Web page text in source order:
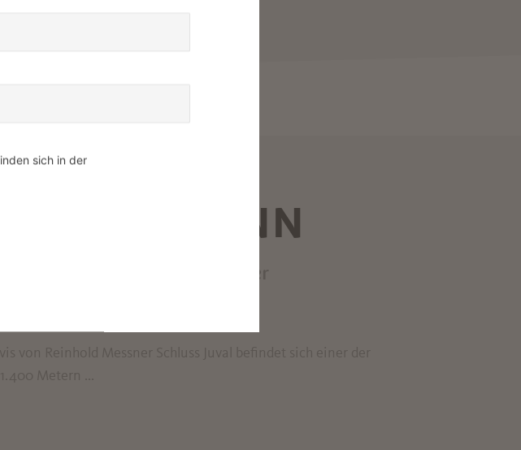
JEDERMANN
sich in der